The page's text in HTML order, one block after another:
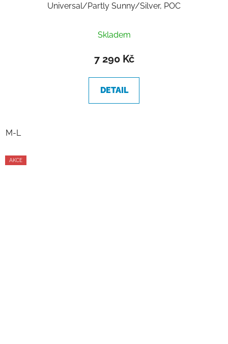
Universal/Partly Sunny/Silver, POC
Skladem
7 290 Kč
DETAIL
M-L
AKCE